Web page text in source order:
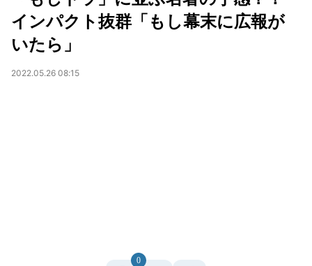
インパクト抜群「もし幕末に広報が
いたら」
2022.05.26 08:15
0